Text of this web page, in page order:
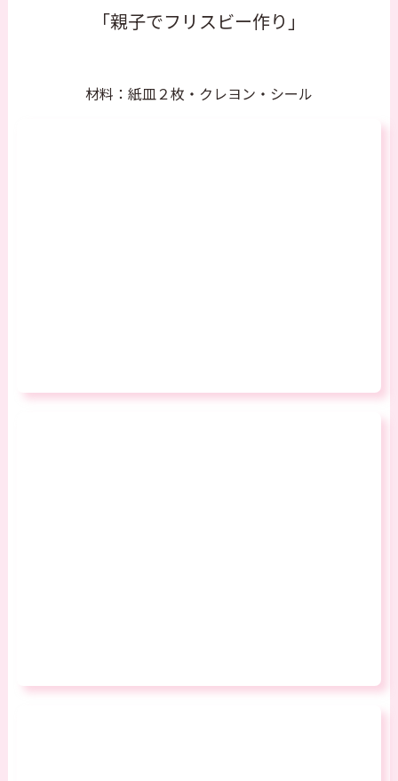
「親子でフリスビー作り」
材料：紙皿２枚・クレヨン・シール